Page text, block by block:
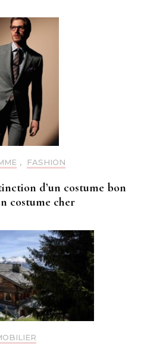
, FASHION
d’un costume bon
costume cher